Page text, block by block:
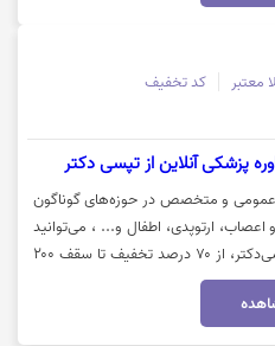
معتبر کد تخفیف
عمومی و متخصص در حوزه‌های گوناگون
اعصاب، ارتوپدی، اطفال و... ، می‌توانید
در اولین درخواست خود از پلتفرم تپسی‌دکتر، از ۷۰ درصد تخفیف تا سقف ۲۰۰
کد تخفیف تپسی‌دکتر، روی گزینه «خرید